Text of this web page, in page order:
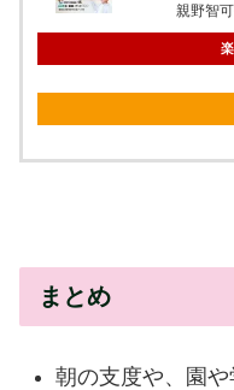
親野智
まとめ
朝の支度や、園